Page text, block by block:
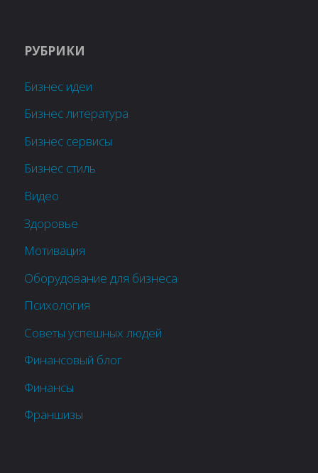
РУБРИКИ
Бизнес идеи
Бизнес литература
Бизнес сервисы
Бизнес стиль
Видео
Здоровье
Мотивация
Оборудование для бизнеса
Психология
Советы успешных людей
Финансовый блог
Финансы
Франшизы